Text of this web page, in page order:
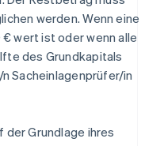
werden. Wenn eine
wert ist oder wenn alle
des Grundkapitals
Sacheinlagenprüfer/in
der Grundlage ihres